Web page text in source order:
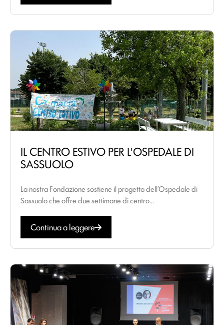
IL CENTRO ESTIVO PER L'OSPEDALE DI
SASSUOLO
La nostra Fondazione sostiene il progetto dell’Ospedale di
Sassuolo che offre due settimane di centro...
Continua a leggere